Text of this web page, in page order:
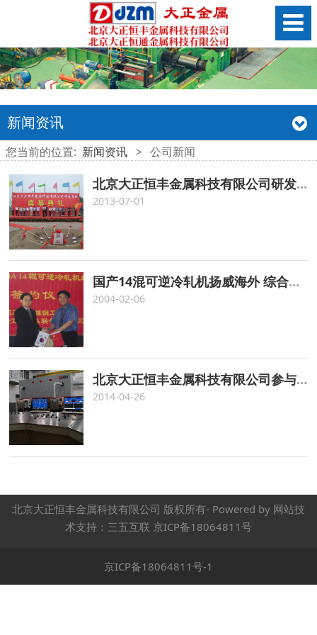
新闻资讯
您当前的位置: 新闻资讯 > 公司新闻
北京大正恒丰金属科技有限公司研发基地奠基
2013-07-01
国产14混可逆冷轧机扬威海外 综合性能达到国际领先水平
2004-02-06
北京大正恒丰金属科技有限公司参与北京有色金属与稀土应用研究所承接的国家重点项目
2014-04-26
北京大正恒丰金属科技有限公司 版权所有- Powered by 网站技
术支持：三五互联 京ICP备18064811号
京ICP备18064811号-1